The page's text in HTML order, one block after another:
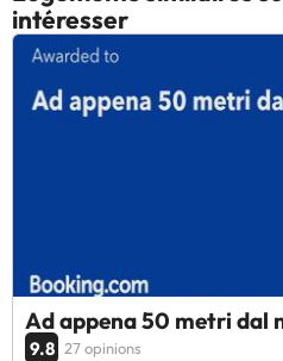
intéresser
Ad appena 50 metri dal
9.8 27 opinions